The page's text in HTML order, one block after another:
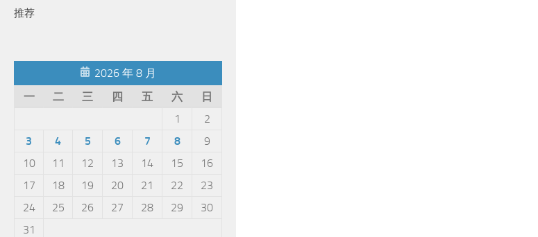
推荐
2026 年 8 月
一
二 三 四 五 六
日
1
2
3
4 5 6 7 8
9
10
11 12 13 14 15
16
17
18 19 20 21 22
23
24
25 26 27 28 29
30
31